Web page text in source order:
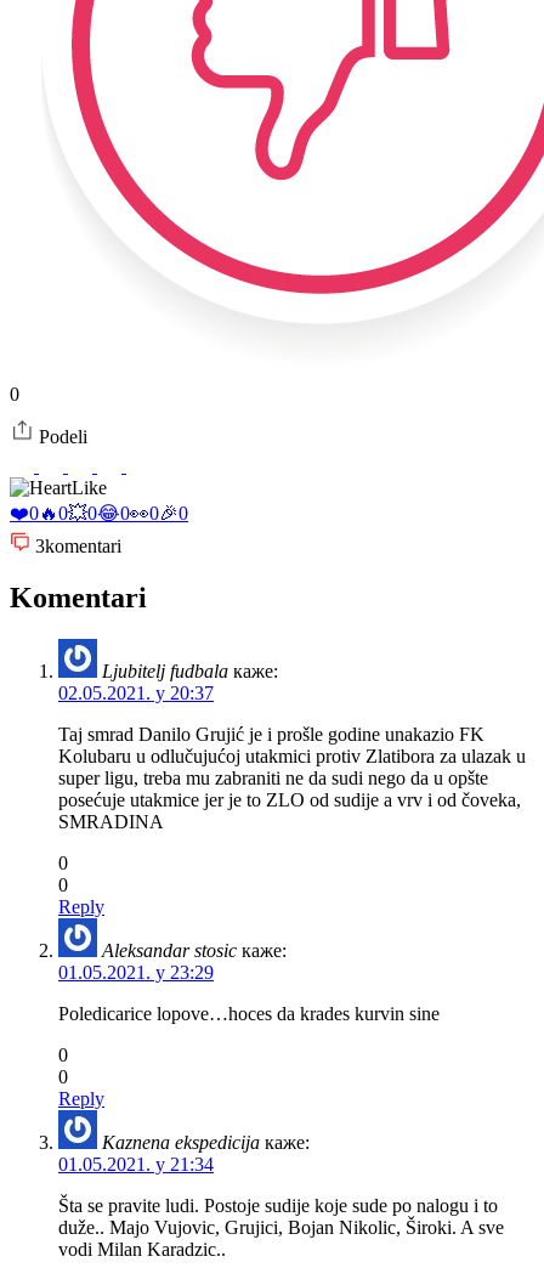
0
Podeli
Like
❤️0🔥0💥0😂0👀0🎉0
3komentari
Komentari
Ljubitelj fudbala каже:
02.05.2021. у 20:37
Taj smrad Danilo Grujić je i prošle godine unakazio FK
Kolubaru u odlučujućoj utakmici protiv Zlatibora za ulazak u
super ligu, treba mu zabraniti ne da sudi nego da u opšte
posećuje utakmice jer je to ZLO od sudije a vrv i od čoveka,
SMRADINA
0
0
Reply
Aleksandar stosic каже:
01.05.2021. у 23:29
Poledicarice lopove…hoces da krades kurvin sine
0
0
Reply
Kaznena ekspedicija каже:
01.05.2021. у 21:34
Šta se pravite ludi. Postoje sudije koje sude po nalogu i to
duže.. Majo Vujovic, Grujici, Bojan Nikolic, Široki. A sve
vodi Milan Karadzic..